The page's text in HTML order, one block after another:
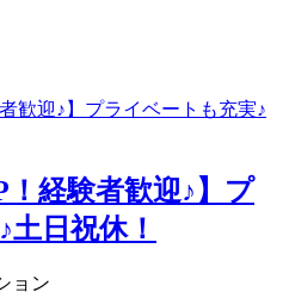
！経験者歓迎♪】プ
日祝休！
ョン